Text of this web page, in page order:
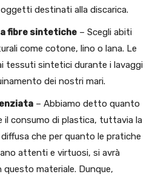
destinati alla discarica.
fibre sintetiche – Scegli abiti
come cotone, lino o lana. Le
tessuti sintetici durante i lavaggi
dei nostri mari.
– Abbiamo detto quanto
il consumo di plastica, tuttavia la
che per quanto le pratiche
attenti e virtuosi, si avrà
materiale. Dunque,